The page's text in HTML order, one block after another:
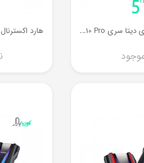
ه
ارد اکسترنال ای دیتا سری HD710 Pro ظرفیت 5 ترابایت